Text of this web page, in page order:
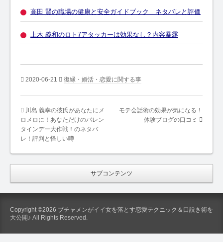
高田 賢の職場の健康と安全ガイドブック ネタバレと評価
上木 義和のロト7アタッカーは効果なし？内容暴露
2020-06-21 復縁・婚活・恋愛に関する事
川島 義幸の彼氏があなたにメ
ロメロに！あなただけのバレン
タインデー大作戦！のネタバ
レ！評判と怪しい噂
モテ会話術の効果が気になる！
体験ブログの口コミ
サブコンテンツ
Copyright ©2026 ブチャメンがイイ女を落とす恋愛テクニック＆口説き術を
大公開♪ All Rights Reserved.